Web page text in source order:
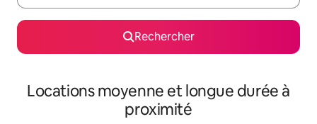
Rechercher
Locations moyenne et longue durée à
proximité